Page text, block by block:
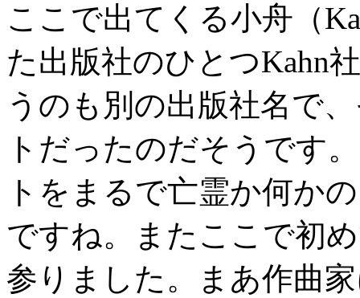
ここで出てくる小舟（
た出版社のひとつKahn
うのも別の出版社名で
トだったのだそうです
トをまるで亡霊か何か
ですね。またここで初
参りました。まあ作曲